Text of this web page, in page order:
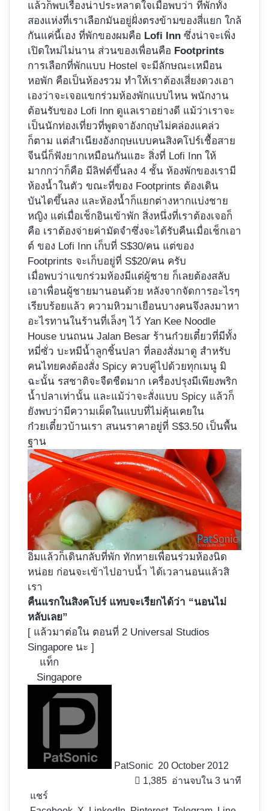
แล้วก็พบเรื่องน่าประหลาดใจเมื่อพบว่า ที่พักทั้ง
สองแห่งที่เราเลือกมันอยู่ฝั่งตรงข้ามของสี่แยก ใกล้
กันแค่นี้เอง ที่พักของผมคือ Lofi Inn ซึ่งน่าจะเพิ่ง
เปิดใหม่ไม่นาน ส่วนของเพื่อนคือ Footprints
การเลือกที่พักแบบ Hostel จะมีลักษณะเหมือน
หอพัก คือเป็นห้องรวม ทำให้เราต้องเสี่ยงดวงเอา
เองว่าจะเจอแขกร่วมห้องพักแบบไหน พนักงาน
ต้อนรับของ Lofi Inn ดูแลเราอย่างดี แม้ว่าเราจะ
เป็นนักท่องเที่ยวที่พูดจาอังกฤษไม่คล่องแคล่ว
ก็ตาม แต่สำเนียงอังกฤษแบบคนสิงคโปร์เชื้อสาย
จีนนี่ก็ฟังยากเหมือนกันแฮะ สิ่งที่ Lofi Inn ให้
มากกว่าก็คือ มีลิฟต์ขึ้นลง 4 ชั้น ห้องพักของเรามี
ห้องน้ำในตัว ขณะที่ของ Footprints ต้องเดิน
บันไดขึ้นลง และห้องน้ำก็แยกต่างหากแบ่งชาย
หญิง แต่เมื่อเช็กอินเข้าพัก สิ่งหนึ่งที่เราต้องเจอก็
คือ เราต้องจ่ายค่ามัดจำซึ่งจะได้รับคืนเมื่อเช็กเอา
ต์ ของ Lofi Inn เก็บที่ S$30/คน แต่ของ
Footprints จะเก็บอยู่ที่ S$20/คน ครับ
เมื่อพบว่าแขกร่วมห้องมีแต่ผู้ชาย ก็เลยต้องสลับ
เอาเพื่อนผู้ชายมานอนด้วย หลังจากจัดการอะไรๆ
เรียบร้อยแล้ว ความหิวมาเยือนบางคนจึงลงมาหา
อะไรทานในร้านที่เล็งๆ ไว้ Yan Kee Noodle
House บนถนน Jalan Besar ร้านก๋วยเตี๋ยวที่มีทั้ง
หมี่ซั่ว บะหมีน้ำลูกชิ้นปลา ที่ลองสั่งมาดู สำหรับ
คนไทยคงต้องสั่ง Spicy ควบคู่ไปด้วยทุกเมนู มิ
ฉะนั้น รสชาติจะจืดชืดมาก เครื่องปรุงมีเพียงพริก
น้ำปลาเท่านั้น และแม้ว่าจะสั่งแบบ Spicy แล้วก็
ยังพบว่ามีความเผ็ดในแบบที่ไม่คุ้นเคยใน
ก๋วยเตี๋ยวบ้านเรา สนนราคาอยู่ที่ S$3.50 เป็นพื้น
ฐาน
อิ่มแล้วก็เดินกลับที่พัก ทักทายเพื่อนร่วมห้องนิด
หน่อย ก่อนจะเข้าไปอาบน้ำ ได้เวลานอนแล้วสิ
เรา
คืนแรกในสิงคโปร์ แทบจะเรียกได้ว่า “นอนไม่
หลับเลย”
[ แล้วมาต่อใน ตอนที่ 2 Universal Studios
Singapore นะ ]
แท็ก
Singapore
PatSonic 20 October 2012
1,385 อ่านจบใน 3 นาที
แชร์